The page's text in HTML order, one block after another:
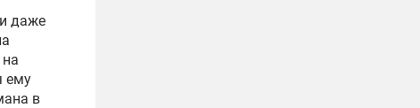
даже
ему
в